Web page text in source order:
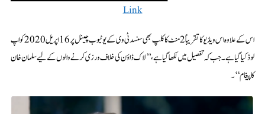
Link
اس کے علاوہ اس ویڈیو کا تقریباً 2 منٹ کا کلپ بھی سنسد ٹی وی کے یوٹیوب چینل پر 16 اپریل 2020 کو اپ
لوڈ کیا گیا ہے۔ جب کہ تفصیل میں لکھا گیا ہے، ’’لاک ڈاؤن کی خلاف ورزی کرنے والوں کے لیے سلمان خان
کا پیغام‘‘۔